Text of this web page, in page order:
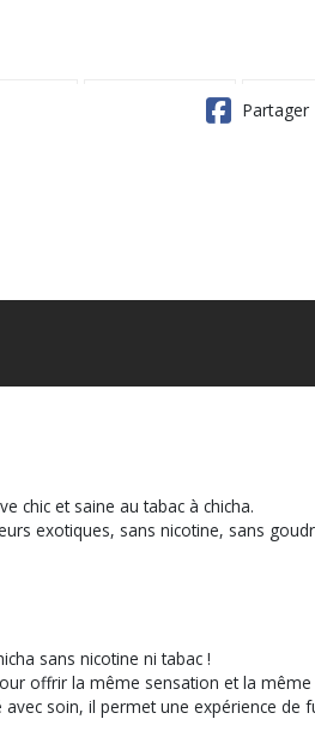
Partager
chic et saine au tabac à chicha.
exotiques, sans nicotine, sans
sans nicotine ni tabac !
offrir la même sensation et la
soin, il permet une expérience